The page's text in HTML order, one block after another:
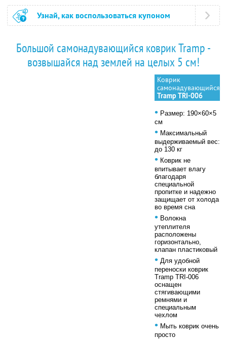
Узнай, как воспользоваться купоном
Большой самонадувающийся коврик Tramp -
возвышайся над землей на целых 5 см!
Коврик
самонадувающийся
Tramp TRI-006
• Размер: 190×60×5
см
• Максимальный
выдерживаемый вес:
до 130 кг
• Коврик не
впитывает влагу
благодаря
специальной
пропитке и надежно
защищает от холода
во время сна
• Волокна
утеплителя
расположены
горизонтально,
клапан пластиковый
• Для удобной
переноски коврик
Tramp TRI-006
оснащен
стягивающими
ремнями и
специальным
чехлом
• Мыть коврик очень
просто